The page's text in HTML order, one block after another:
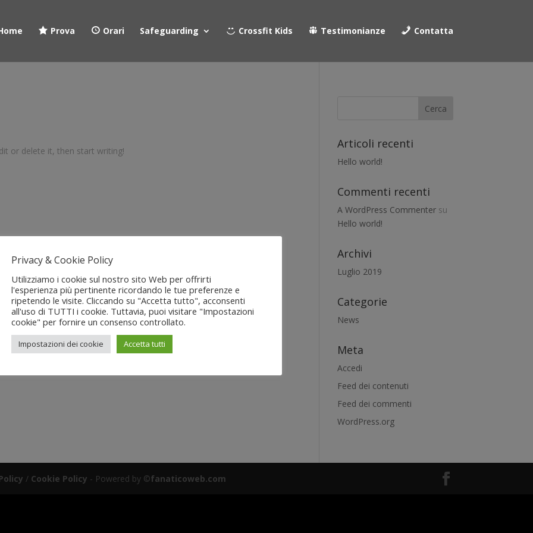
Prova Orari Safeguarding Crossfit Kids Testimonianze Contatta
or delete it, then start writing!
Articoli recenti
Hello world!
Commenti recenti
A WordPress Commenter su
Hello world!
Archivi
Luglio 2019
Categorie
News
Meta
Accedi
Feed dei contenuti
Feed dei commenti
WordPress.org
/ Cookie Policy - Powered by ©fanaticoweb.com
Privacy & Cookie Policy
Utilizziamo i cookie sul nostro sito Web per offrirti
l'esperienza più pertinente ricordando le tue preferenze e
ripetendo le visite. Cliccando su "Accetta tutto", acconsenti
all'uso di TUTTI i cookie. Tuttavia, puoi visitare "Impostazioni
cookie" per fornire un consenso controllato.
Impostazioni dei cookie Accetta tutti